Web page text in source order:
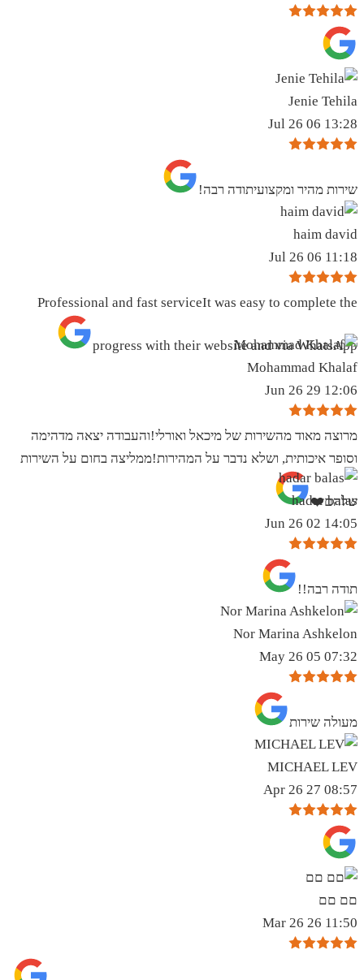
Jenie Tehila
13:28 06 Jul 26
שירות מהיר ומקצועיתודה רבה!
haim david
11:18 06 Jul 26
Professional and fast serviceIt was easy to complete the
progress with their website and via WhatsApp
Mohammad Khalaf
12:06 29 Jun 26
מרוצה מאוד מהשירות של מיכאל ואורלי!והעבודה יצאה מדהימה
וסופר איכותית, ושלא נדבר על המהירות!ממליצה בחום על השירות
שלהם❤️
hadar balas
14:05 02 Jun 26
תודה רבה!!
Nor Marina Ashkelon
07:32 05 May 26
מעולה שירות
MICHAEL LEV
08:57 27 Apr 26
םם םם
11:50 26 Mar 26